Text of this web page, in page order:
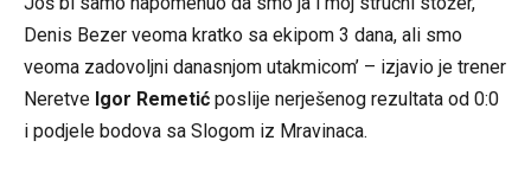
Denis Bezer veoma kratko sa ekipom 3 dana, ali smo
veoma zadovoljni danasnjom utakmicom’ – izjavio je trener
Neretve Igor Remetić poslije nerješenog rezultata od 0:0
i podjele bodova sa Slogom iz Mravinaca.